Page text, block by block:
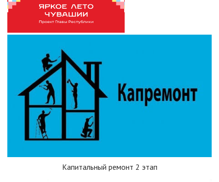
Капитальный ремонт 2 этап